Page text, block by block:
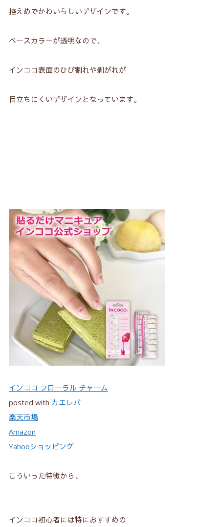
控えめでかわいらしいデザインです。
ベースカラーが透明なので、
インココ表面のひび割れや剥がれが
目立ちにくいデザインとなっています。
インココ フローラル チャーム
posted with カエレバ
楽天市場
Amazon
Yahooショッピング
こういった特徴から、
インココ初心者には特におすすめの